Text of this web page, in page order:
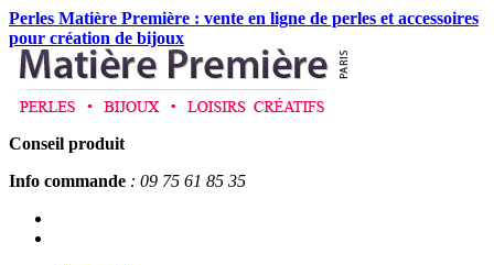
Perles Matière Première : vente en ligne de perles et accessoires
pour création de bijoux
Conseil produit
Info commande : 09 75 61 85 35